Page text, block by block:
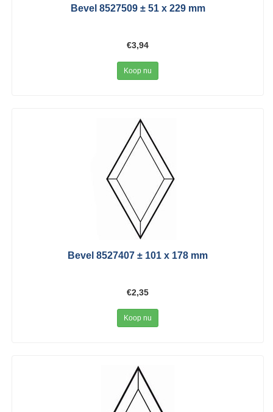
Bevel 8527509 ± 51 x 229 mm
€3,94
Koop nu
Bevel 8527407 ± 101 x 178 mm
€2,35
Koop nu